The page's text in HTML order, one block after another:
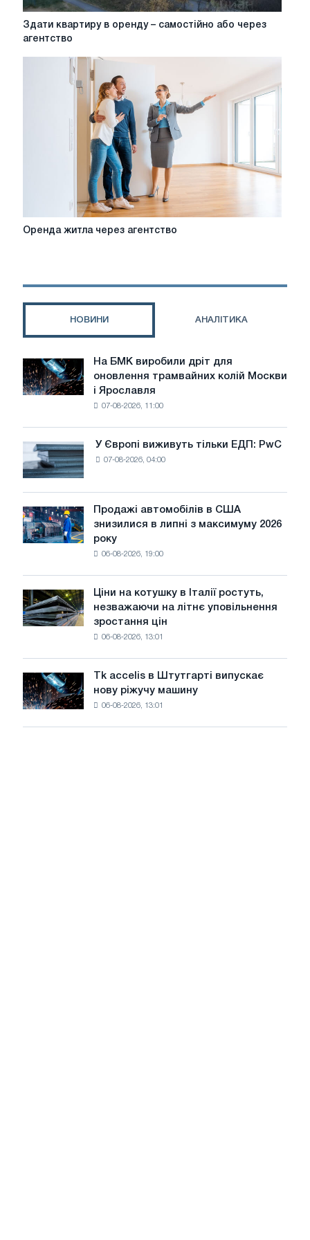
Здати
квартиру
самостійно
агентство
Здати квартиру в оренду – самостійно або через
агентство
Оренда
житла
Оренда житла через агентство
НОВИНИ АНАЛІТИКА
На
БМК
виробили
трамвайних
колій
Москви
і
Ярославля
На БМК виробили дріт для
оновлення трамвайних колій Москви
і Ярославля
07-08-2026, 11:00
Європі
виживуть
тільки
ЕДП:
PwC
У Європі виживуть тільки ЕДП: PwC
07-08-2026, 04:00
Продажі
автомобілів
в
липні
з
максимуму
року
Продажі автомобілів в США
знизилися в липні з максимуму 2026
року
06-08-2026, 19:00
Ціни
на
котушку
незважаючи
на
літнє
уповільнення
Ціни на котушку в Італії ростуть,
незважаючи на літнє уповільнення
зростання цін
06-08-2026, 13:01
Tk
accelis
в
Tk accelis в Штутгарті випускає
нову ріжучу машину
06-08-2026, 13:01